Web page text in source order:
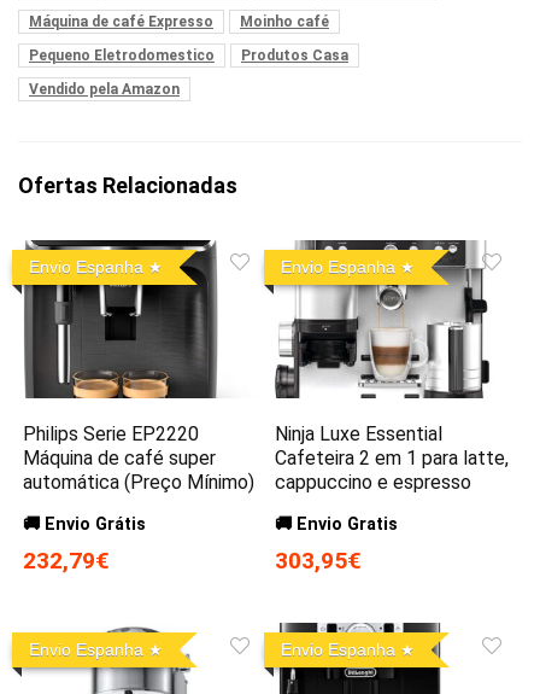
Máquina de café Expresso
Moinho café
Pequeno Eletrodomestico
Produtos Casa
Vendido pela Amazon
Ofertas Relacionadas
Envio Espanha
Philips Serie EP2220
Máquina de café super
automática (Preço Mínimo)
🚚 Envio Grátis
232,79€
Envio Espanha
Ninja Luxe Essential
Cafeteira 2 em 1 para latte,
cappuccino e espresso
🚚 Envio Gratis
303,95€
Envio Espanha Envio Espanha